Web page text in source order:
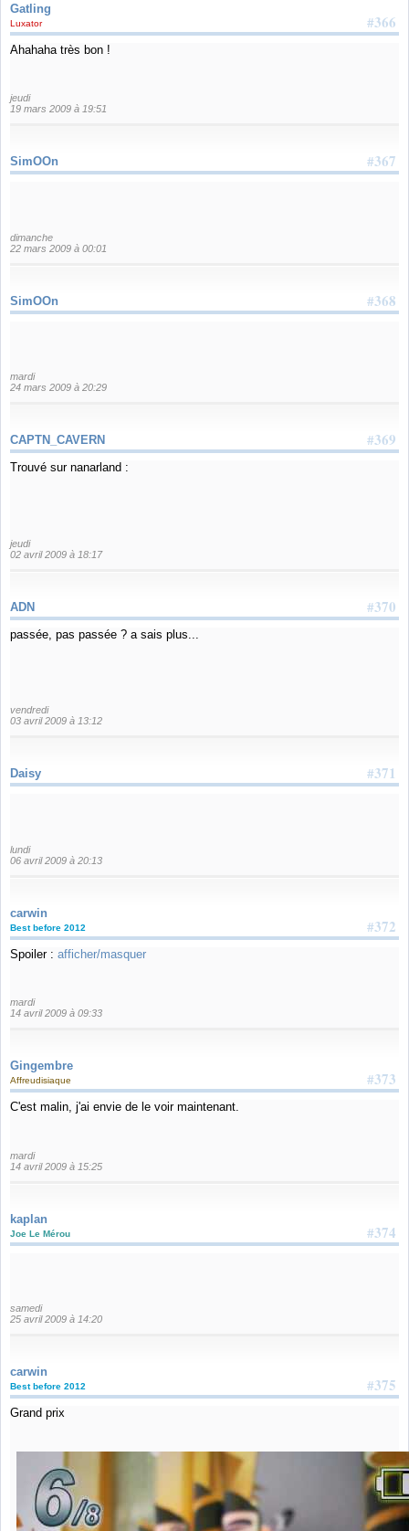
Gatling
#366
Luxator
Ahahaha très bon !
jeudi
19 mars 2009 à 19:51
#367
SimOOn
dimanche
22 mars 2009 à 00:01
#368
SimOOn
mardi
24 mars 2009 à 20:29
#369
CAPTN_CAVERN
Trouvé sur nanarland :
jeudi
02 avril 2009 à 18:17
#370
ADN
passée, pas passée ? a sais plus...
vendredi
03 avril 2009 à 13:12
#371
Daisy
lundi
06 avril 2009 à 20:13
carwin
#372
Best before 2012
Spoiler : afficher/masquer
mardi
14 avril 2009 à 09:33
Gingembre
#373
Affreudisiaque
C'est malin, j'ai envie de le voir maintenant.
mardi
14 avril 2009 à 15:25
kaplan
#374
Joe Le Mérou
samedi
25 avril 2009 à 14:20
carwin
#375
Best before 2012
Grand prix